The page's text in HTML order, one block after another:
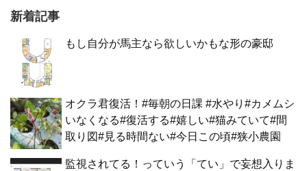
新着記事
もし自分が馬主なら欲しいかもな形の豪邸
オクラ君復活！#毎朝の日課 #水やり#カメムシ
いなくなる#復活する#嬉しい#猫みていて#間
取り図#見る時間ない#今日この頃#狭小農園
監視されてる！っていう「てい」で妄想入りま